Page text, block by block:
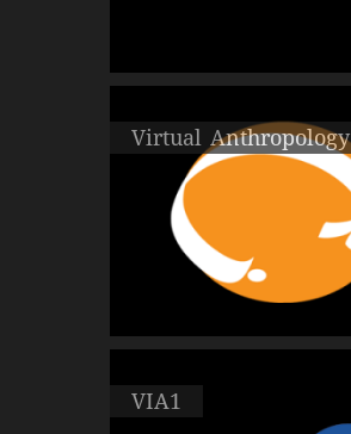
Virtual Anthropology
VIA1